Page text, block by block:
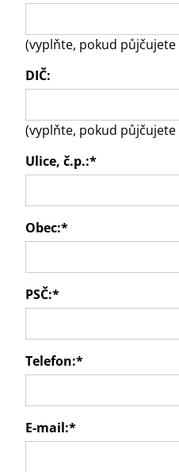
(vyplňte, pokud půjčujete
DIČ:
(vyplňte, pokud půjčujete
Ulice, č.p.:*
Obec:*
PSČ:*
Telefon:*
E-mail:*